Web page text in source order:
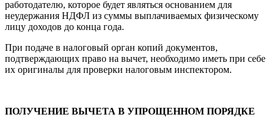
работодателю, которое будет являться основанием для
неудержания НДФЛ из суммы выплачиваемых физическому
лицу доходов до конца года.
При подаче в налоговый орган копий документов,
подтверждающих право на вычет, необходимо иметь при себе
их оригиналы для проверки налоговым инспектором.
ПОЛУЧЕНИЕ ВЫЧЕТА В УПРОЩЕННОМ ПОРЯДКЕ